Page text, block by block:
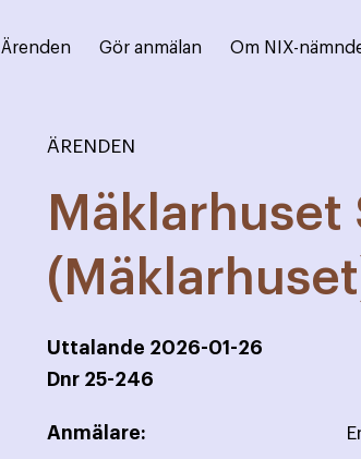
Ärenden Gör anmälan Om NIX-
ÄRENDEN
Uttalande 2026-01-26
Dnr 25-246
Anmälare: